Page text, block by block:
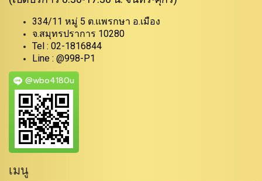
334/11 หมู่ 5 ต.แพรกษา อ.เมือง
จ.สมุทรปราการ 10280
Tel : 02-1816844
Line : @998-P1
@wbo4180u
เมนู